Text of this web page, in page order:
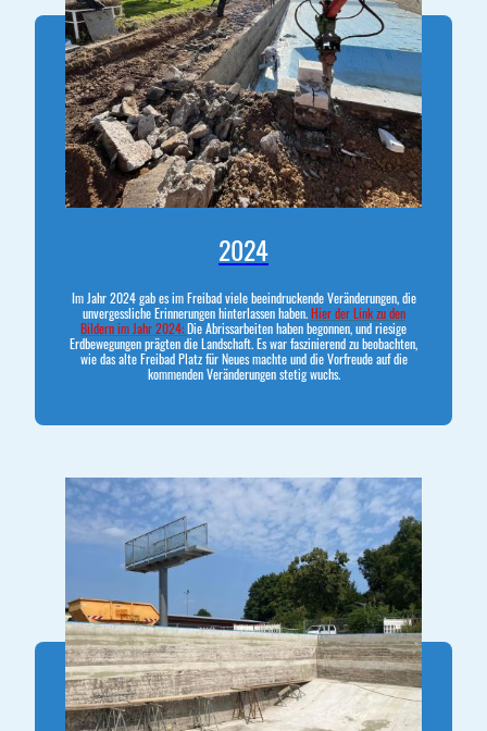
2024
Im Jahr 2024 gab es im Freibad viele beeindruckende Veränderungen, die
unvergessliche Erinnerungen hinterlassen haben.Hier der Link zu den
Bildern im Jahr 2024:Die Abrissarbeiten haben begonnen, und riesige
Erdbewegungen prägten die Landschaft. Es war faszinierend zu beobachten,
wie das alte Freibad Platz für Neues machte und die Vorfreude auf die
kommenden Veränderungen stetig wuchs.